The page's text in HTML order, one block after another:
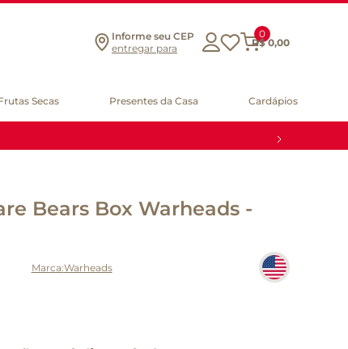
Informe seu CEP
entregar para
0
R$ 0,00
Secas Presentes da Casa Cardápios
Bears Box Warheads -
Warheads